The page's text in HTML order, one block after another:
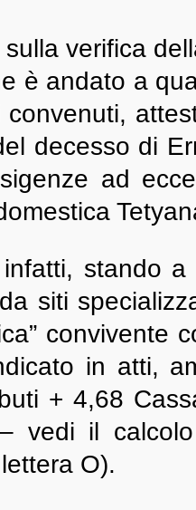
verifica
è andato a
decesso di
ad
stando
siti
convivente
in atti,
+ 4,68
vedi il
O).